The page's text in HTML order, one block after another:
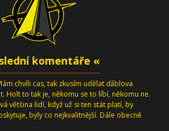
komentáře «
chvíli cas, tak zkusím udělat ďáblova
Holt to tak je, někomu se to líbí, někomu ne.
většina lidí, když už si ten stát platí, by
byly co nejkvalitnější. Dále obecně